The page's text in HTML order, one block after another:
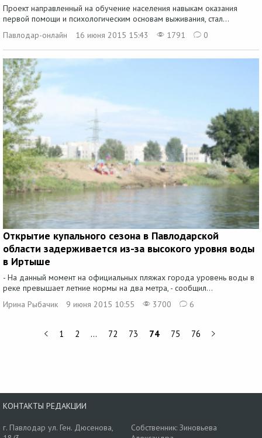
Проект направленный на обучение населения навыкам оказания
первой помощи и психологическим основам выживания, стал...
Павлодар-онлайн
16 июня 2015 15:43 1791 0
Открытие купального сезона в Павлодарской
области задерживается из-за высокого уровня воды
в Иртыше
- На данный момент на официальных пляжах города уровень воды в
реке превышает летние нормы на два метра, - сообщил...
Ирина Рыбачик
9 июня 2015 10:55 3700 6
1 2 … 72 73 74 75 76
КОНТАКТЫ РЕДАКЦИИ
г. Павлодар ул. Ген. Дюсенова,
Собственник: Зиновьева